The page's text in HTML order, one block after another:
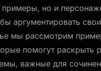
примеры, но и
аргументировать
мы рассмотрим
помогут раскрыть
важные для